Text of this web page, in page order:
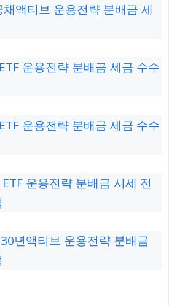
액티브 운용전략 분배금 세
운용전략 분배금 세금 수수
운용전략 분배금 세금 수수
운용전략 분배금 시세 전
년액티브 운용전략 분배금